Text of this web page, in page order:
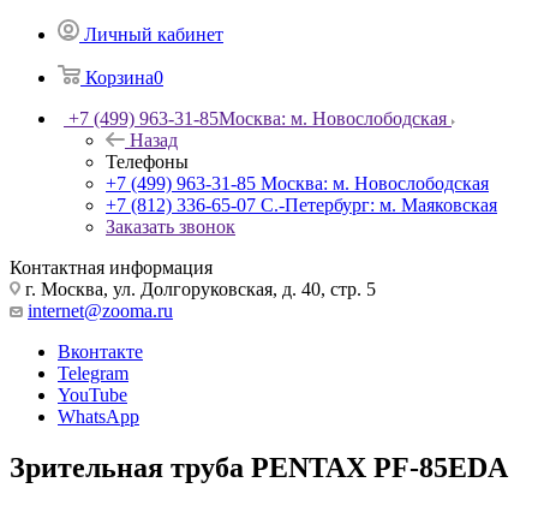
Личный кабинет
Корзина0
+7 (499) 963-31-85Москва: м. Новослободская
Назад
Телефоны
+7 (499) 963-31-85 Москва: м. Новослободская
+7 (812) 336-65-07 С.-Петербург: м. Маяковская
Заказать звонок
Контактная информация
г. Москва, ул. Долгоруковская, д. 40, стр. 5
internet@zooma.ru
Вконтакте
Telegram
YouTube
WhatsApp
Зрительная труба PENTAX PF-85EDA